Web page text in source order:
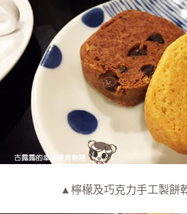
▲檸檬及巧克力手工製餅